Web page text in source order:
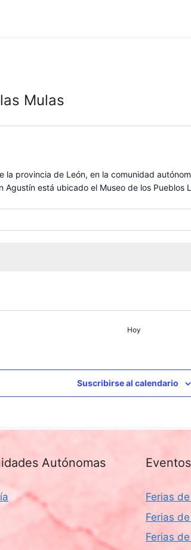
Mulas
la provincia de León, en la comunidad
está ubicado el Museo de los Pueblos
Hoy
Suscribirse al calendario
Autónomas Eventos
Ferias
Ferias
Ferias